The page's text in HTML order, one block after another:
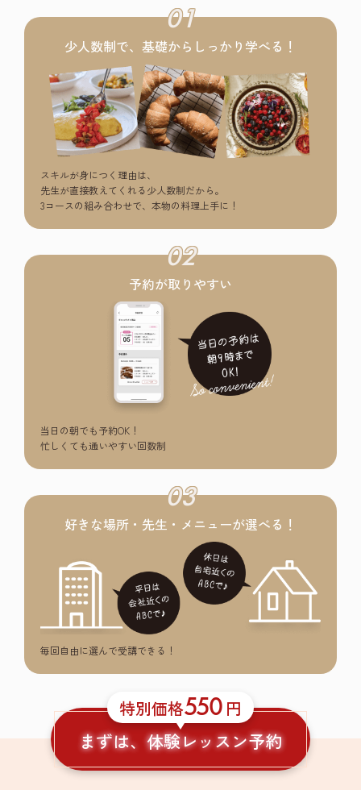
01
少人数制で、基礎からしっかり学べる！
スキルが身につく理由は、
先生が直接教えてくれる少人数制だから。
3コースの組み合わせで、本物の料理上手に！
02
予約が取りやすい
当日の朝でも予約OK！
忙しくても通いやすい回数制
03
好きな場所・先生・メニューが選べる！
毎回自由に選んで受講できる！
特別価格550 円
まずは、体験レッスン予約